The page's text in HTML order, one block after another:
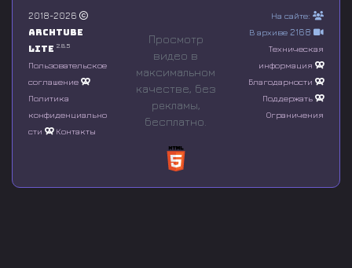
o
f
0
s
o
n
d
2018-2026
Archtube
Lite 2.8.5
Пользовательское
соглашение
Политика
конфиденциально
сти
Контакты
Просмотр
видео в
максимальном
качестве, без
рeкламы,
бесплатно.
На сайте:
В архиве 2168
Техническая
информация
Благодарности
Поддержать
Ограничения